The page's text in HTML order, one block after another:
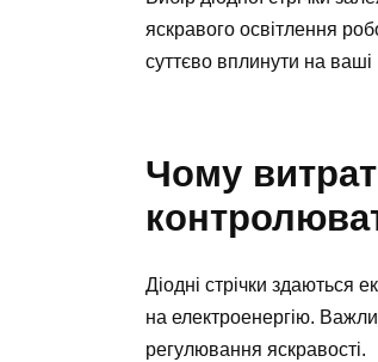
яскравого освітлення
суттєво вплинути на ваші
Чому
Діодні стрічки здаються
на електроенергію.
регулювання яскравості.